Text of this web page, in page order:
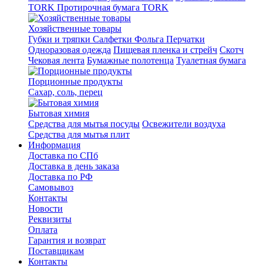
TORK Протирочная бумага TORK
Хозяйственные товары
Губки и тряпки Салфетки Фольга Перчатки
Одноразовая одежда Пищевая пленка и стрейч Скотч
Чековая лента Бумажные полотенца Туалетная бумага
Порционные продукты
Сахар, соль, перец
Бытовая химия
Средства для мытья посуды Освежители воздуха
Средства для мытья плит
Информация
Доставка по СПб
Доставка в день заказа
Доставка по РФ
Самовывоз
Контакты
Новости
Реквизиты
Оплата
Гарантия и возврат
Поставщикам
Контакты